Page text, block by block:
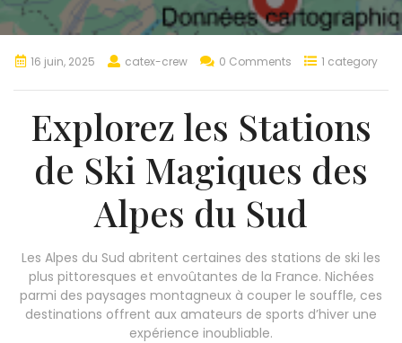
16 juin, 2025 catex-crew 0 Comments 1 category
Explorez les Stations
de Ski Magiques des
Alpes du Sud
Les Alpes du Sud abritent certaines des stations de ski les
plus pittoresques et envoûtantes de la France. Nichées
parmi des paysages montagneux à couper le souffle, ces
destinations offrent aux amateurs de sports d’hiver une
expérience inoubliable.